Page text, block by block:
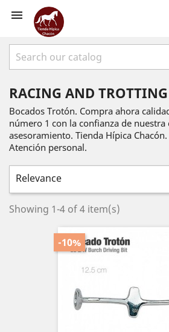

RACING AND
Bocados Trotón. Compra ahora
número 1 con la confianza de nuestra
asesoramiento. Tienda Hípica
Atención personal.
Relevance
Showing 1-4 of 4 item(s)
-10%